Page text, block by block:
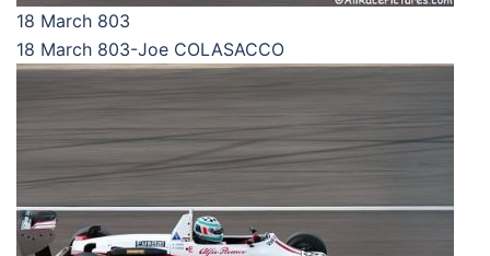
18 March 803
18 March 803-Joe COLASACCO